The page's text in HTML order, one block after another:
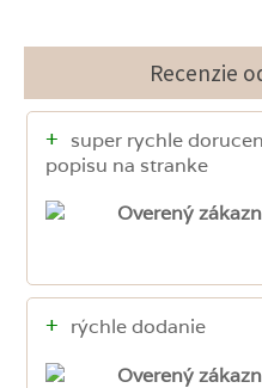
Recenzie
+ super rychle
popisu na stranke
Overený
+ rýchle dodanie
Overený